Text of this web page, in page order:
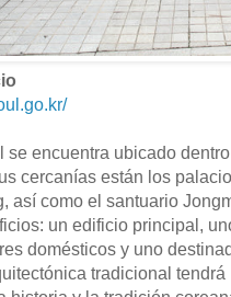
se encuentra ubicado
cercanías están los
así como el santuario
un edificio principal,
domésticos y uno
tradicional